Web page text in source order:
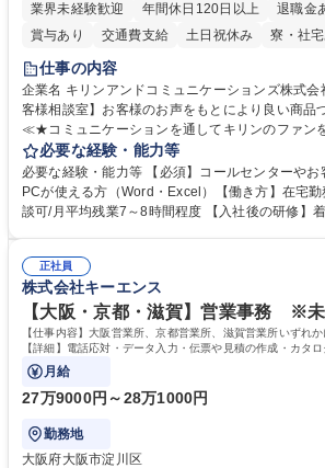
業界未経験歓迎
年間休日120日以上 退職金
賞与あり
交通費支給 土日祝休み 寮・社宅
仕事の内容
企業名 キリンアンドコミュニケーションズ株式会社 求人名 中野本社
客様相談室】お客様のお声をもとにより良い商品づくりへ
≪★コミュニケーションを通してキリンのファ
お客様のお声をより良い商品づくりに活かしてい
様相談室でのお仕事です。 日々お客様からいただくキリングループへのご
意見を、企業活動に活かしています。お客様から
って対応、情報提供するとともにグループ内活動
平均100件前後■メール・手紙：同上40件前後 募集職種 中野本社【お客様
相談室】お客様のお声をもとにより良い商品づく
必要な経験・能力等
必要な経験・能力等 【必須】コールセンターやお
PCが使える方（Word・Excel）【働き方】在宅
談可/月平均残業7～8時間程度 【入社後の研修】着任から1か月は電話対応
すのでご安心ください。 【当社について】キリン
う会社として、お客様との出会いを大切にし、磨
を込めてコミュニケーションをとりながら広報関
す。 学歴・資格 学歴：大学院 大学 高専 短大 専修学校 高校 語学力： 資
格：
正社員
株式会社キーエンス
【大阪・京都・滋賀】営業事務 ※
【仕事内容】大阪営業所、京都営業所、滋賀営業所いずれ
【詳細】電話応対・データ入力・伝票や見積の作成・カタ
で発生する事務業務や業務改善をお任せ。
月給
27万9000円～28万1000円
勤務地
大阪府大阪市淀川区